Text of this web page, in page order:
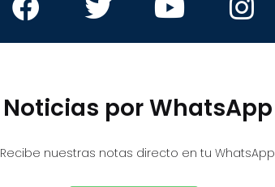
Noticias por WhatsApp
Recibe nuestras notas directo en tu WhatsApp